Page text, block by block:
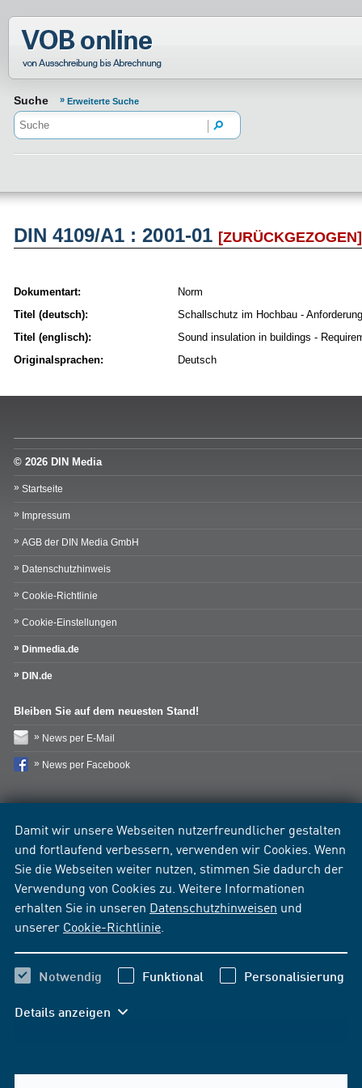
Damit wir unsere Webseiten nutzerfreundlicher gestalten
und fortlaufend verbessern, verwenden wir Cookies. Wenn
Sie die Webseiten weiter nutzen, stimmen Sie dadurch der
Verwendung von Cookies zu. Weitere Informationen
erhalten Sie in unseren Datenschutzhinweisen und
unserer Cookie-Richtlinie
Notwendig Funktional Personalisierung
Details anzeigen
Normenportal Barrierefreiheit
Suche Erweiterte Suche
DIN 4109/A1 : 2001-01 [ZURÜCKGEZOGEN]
Dokumentart:
Norm
Titel (deutsch):
Schallschutz im Hochbau -
Titel (englisch):
Sound insulation in buildings -
Originalsprachen:
Deutsch
© 2026 DIN Media
Startseite
Impressum
AGB der DIN Media GmbH
Datenschutzhinweis
Cookie-Richtlinie
Cookie-Einstellungen
Dinmedia.de
DIN.de
Bleiben Sie auf dem neuesten Stand!
News per E-Mail
News per Facebook